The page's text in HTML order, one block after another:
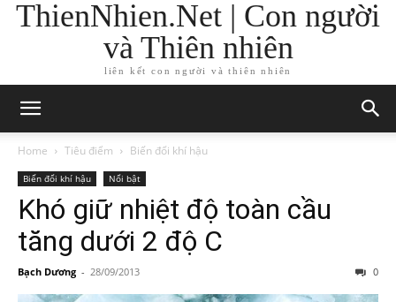
ThienNhien.Net | Con người
và Thiên nhiên
liên kết con người và thiên nhiên
Home Tiêu điểm Biến đổi khí hậu
Biến đổi khí hậu Nổi bật
Khó giữ nhiệt độ toàn cầu
tăng dưới 2 độ C
Bạch Dương - 28/09/2013 0